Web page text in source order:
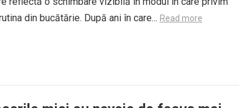
din bucătărie. După ani în care... Read more